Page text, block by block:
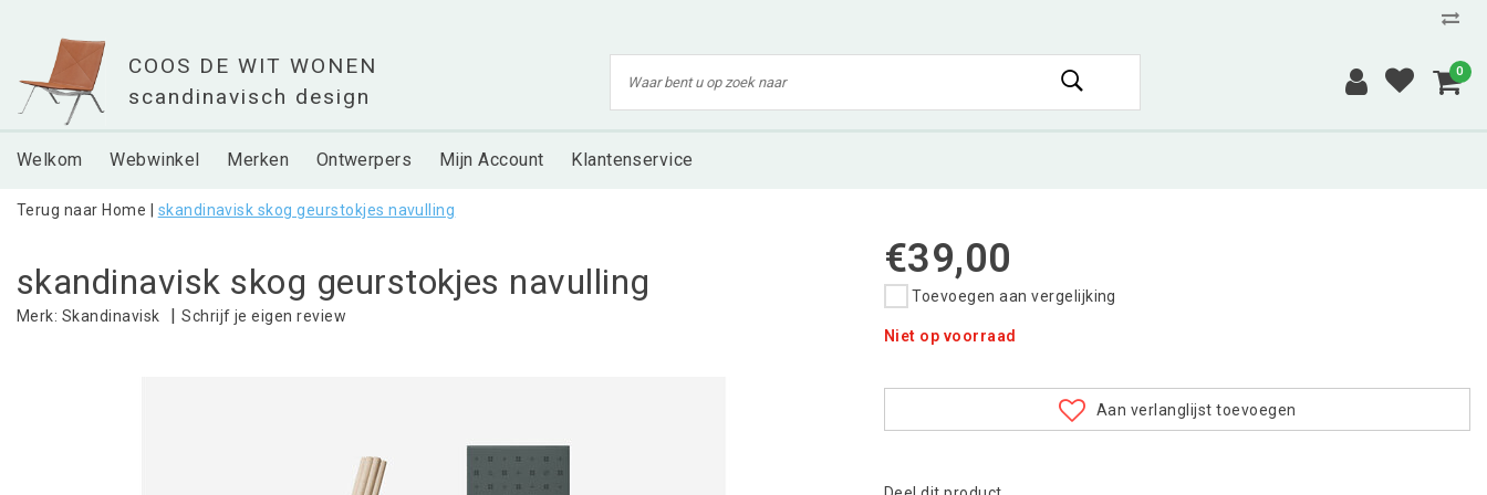
0
Welkom Webwinkel Merken Ontwerpers Mijn Account Klantenservice
Terug naar Home skandinavisk skog geurstokjes navulling
skandinavisk skog geurstokjes navulling
Merk: Skandinavisk |Schrijf je eigen review
€39,00
Toevoegen aan vergelijking
Niet op voorraad
Aan verlanglijst toevoegen